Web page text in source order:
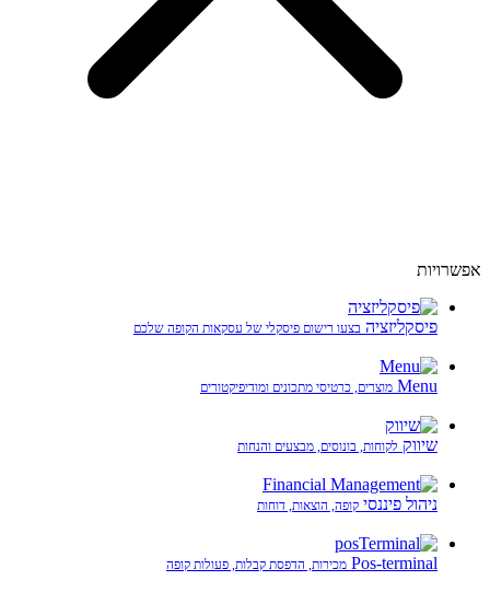
אפשרויות
פיסקליזציה בצעו רישום פיסקלי של עסקאות הקופה שלכם
Menu מוצרים, כרטיסי מתכונים ומודיפיקטורים
שיווק לקוחות, בונוסים, מבצעים והנחות
ניהול פיננסי קופה, הוצאות, דוחות
Pos-terminal מכירות, הדפסת קבלות, פעולות קופה